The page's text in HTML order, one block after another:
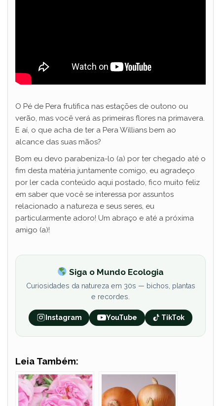
O Pé de Pera frutifica nas estações de outono ou
verão, mas você verá as primeiras flores na primavera.
E aí, o que acha de ter a Pera Willians bem ao
alcance das suas mãos?
Bom eu devo parabeniza-lo (a) por ter chegado até o
fim desta matéria juntamente comigo, eu agradeço
por ler cada conteúdo aqui postado, fico muito feliz
em saber que você se interessa por assuntos
relacionado a natureza e seus seres, eu
particularmente adoro! Um abraço e até a próxima
amigo (a)!
Siga o Mundo Ecologia
Curiosidades da natureza em 30s — bichos, plantas
e recordes.
Instagram YouTube TikTok
Leia Também: